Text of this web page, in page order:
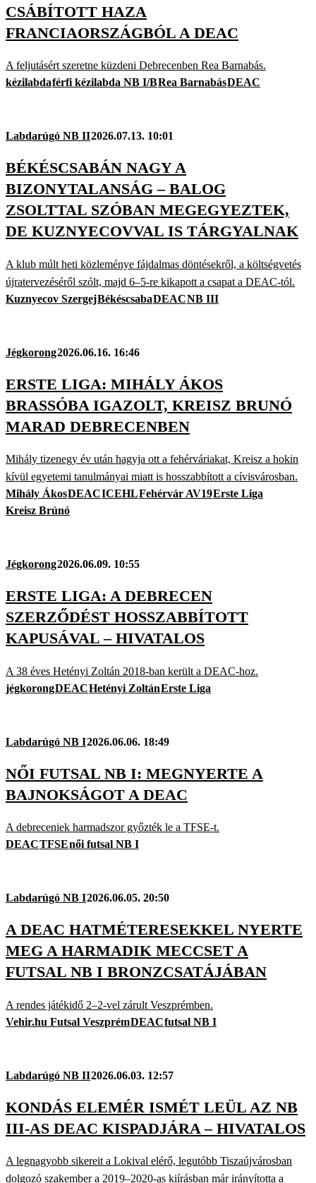
CSÁBÍTOTT HAZA
FRANCIAORSZÁGBÓL A DEAC
A feljutásért szeretne küzdeni Debrecenben Rea Barnabás.
kézilabdaférfi kézilabda NB I/BRea BarnabásDEAC
Labdarúgó NB II2026.07.13. 10:01
BÉKÉSCSABÁN NAGY A
BIZONYTALANSÁG – BALOG
ZSOLTTAL SZÓBAN MEGEGYEZTEK,
DE KUZNYECOVVAL IS TÁRGYALNAK
A klub múlt heti közleménye fájdalmas döntésekről, a költségvetés
újratervezéséről szólt, majd 6–5-re kikapott a csapat a DEAC-tól.
Kuznyecov SzergejBékéscsabaDEACNB III
Jégkorong2026.06.16. 16:46
ERSTE LIGA: MIHÁLY ÁKOS
BRASSÓBA IGAZOLT, KREISZ BRUNÓ
MARAD DEBRECENBEN
Mihály tizenegy év után hagyja ott a fehérváriakat, Kreisz a hokin
kívül egyetemi tanulmányai miatt is hosszabbított a cívisvárosban.
Mihály ÁkosDEACICEHLFehérvár AV19Erste Liga
Kreisz Brúnó
Jégkorong2026.06.09. 10:55
ERSTE LIGA: A DEBRECEN
SZERZŐDÉST HOSSZABBÍTOTT
KAPUSÁVAL – HIVATALOS
A 38 éves Hetényi Zoltán 2018-ban került a DEAC-hoz.
jégkorongDEACHetényi ZoltánErste Liga
Labdarúgó NB I2026.06.06. 18:49
NŐI FUTSAL NB I: MEGNYERTE A
BAJNOKSÁGOT A DEAC
A debreceniek harmadszor győzték le a TFSE-t.
DEACTFSEnői futsal NB I
Labdarúgó NB I2026.06.05. 20:50
A DEAC HATMÉTERESEKKEL NYERTE
MEG A HARMADIK MECCSET A
FUTSAL NB I BRONZCSATÁJÁBAN
A rendes játékidő 2–2-vel zárult Veszprémben.
Vehir.hu Futsal VeszprémDEACfutsal NB I
Labdarúgó NB II2026.06.03. 12:57
KONDÁS ELEMÉR ISMÉT LEÜL AZ NB
III-AS DEAC KISPADJÁRA – HIVATALOS
A legnagyobb sikereit a Lokival elérő, legutóbb Tiszaújvárosban
dolgozó szakember a 2019–2020-as kiírásban már irányította a